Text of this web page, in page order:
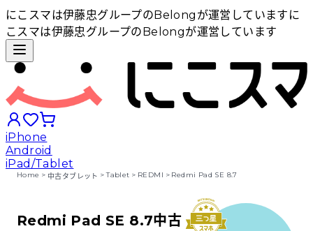
にこスマは伊藤忠グループのBelongが運営しています に
こスマは伊藤忠グループのBelongが運営しています
iPhone
Android
iPad/Tablet
Home > 中古タブレット > Tablet > REDMI > Redmi Pad SE 8.7
Redmi Pad SE 8.7中古